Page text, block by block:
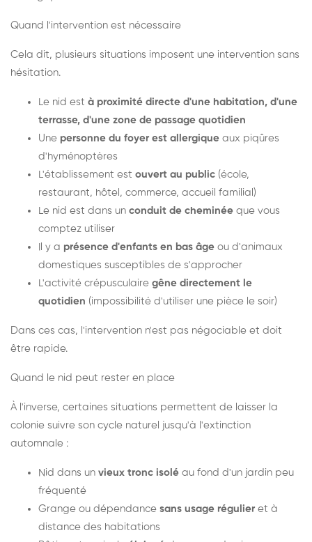
Quand l'intervention est nécessaire
Cela dit, plusieurs situations imposent une intervention sans
hésitation.
Le nid est à proximité directe d'une habitation, d'une
terrasse, d'une zone de passage quotidien
Une personne du foyer est allergique aux piqûres
d'hyménoptères
L'établissement est ouvert au public (école,
restaurant, hôtel, commerce, accueil familial)
Le nid est dans un conduit de cheminée que vous
comptez utiliser
Il y a présence d'enfants en bas âge ou d'animaux
domestiques susceptibles de s'approcher
L'activité crépusculaire gêne directement le
quotidien (impossibilité d'utiliser une pièce le soir)
Dans ces cas, l'intervention n'est pas négociable et doit
être rapide.
Quand le nid peut rester en place
À l'inverse, certaines situations permettent de laisser la
colonie suivre son cycle naturel jusqu'à l'extinction
automnale :
Nid dans un vieux tronc isolé au fond d'un jardin peu
fréquenté
Grange ou dépendance sans usage régulier et à
distance des habitations